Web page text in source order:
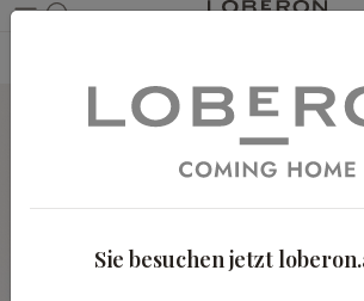
Sie besuchen jetzt